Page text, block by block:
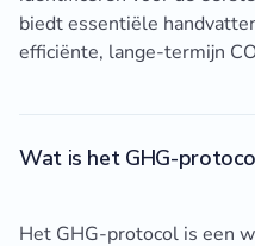
biedt essentiële
efficiënte, lange-termijn
Wat is het GHG-
Het GHG-protocol is een